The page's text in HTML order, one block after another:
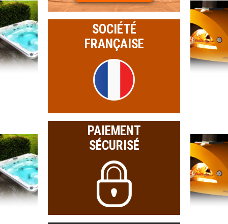
SOCIÉTÉ
FRANÇAISE
PAIEMENT
SÉCURISÉ